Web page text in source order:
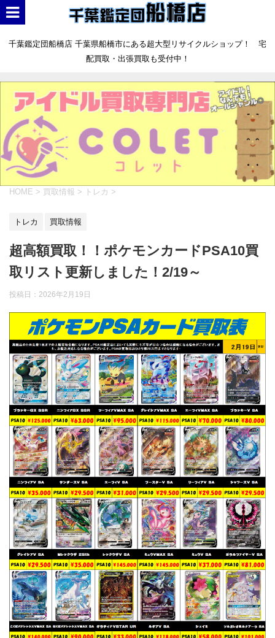
千葉鑑定団船橋店 千葉県船橋市にある超大型リサイクルショップ！ 宅
配買取・出張買取も受付中！
HOME > 買取情報 > トレカ >
トレカ 買取情報
超高額買取！！ポケモンカードPSA10買
取リスト更新しました！2/19～
投稿日： 2026年2月19日